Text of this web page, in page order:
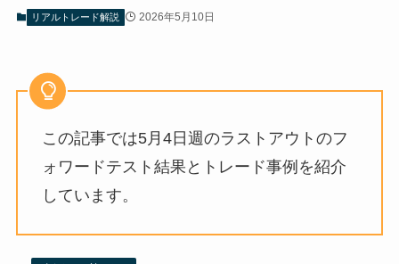
リアルトレード解説 2026年5月10日
この記事では5月4日週のラストアウトのフ
ォワードテスト結果とトレード事例を紹介
しています。